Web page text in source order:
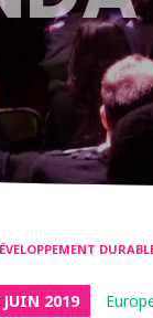
JUIN 2019